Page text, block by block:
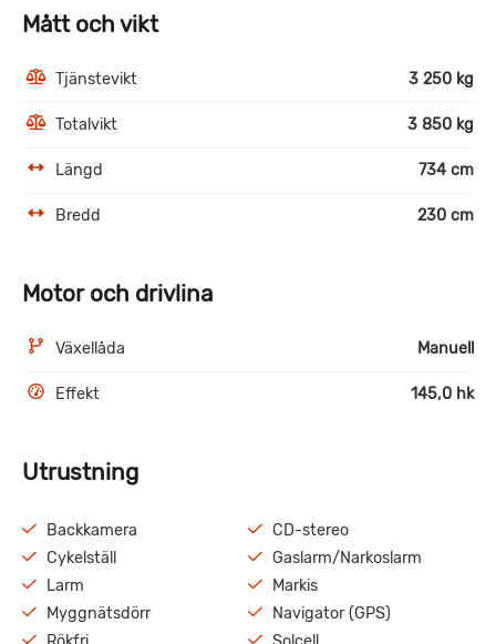
Mått och vikt
Tjänstevikt 3 250 kg
Totalvikt 3 850 kg
Längd 734 cm
Bredd 230 cm
Motor och drivlina
Växellåda Manuell
Effekt 145,0 hk
Utrustning
Backkamera
CD-stereo
Cykelställ
Gaslarm/Narkoslarm
Larm
Markis
Myggnätsdörr
Navigator (GPS)